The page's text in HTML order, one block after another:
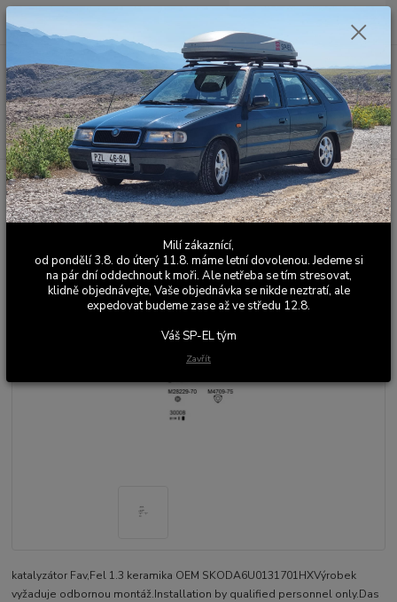
Menu
Hledat
Po - Pá 9:00 - 17:00
0,00 Kč
Úvod Výfuky Sériové výfuky Škoda Favorit
Favorit / Forman s
katem
Katalyzátor Favorit ,Felicia 1.3 keramika
Katalyzátor Favorit ,Felicia 1.3
keramika
katalyzátor Fav,Fel 1.3 keramika OEM SKODA6U0131701HXVýrobek
vyžaduje odbornou montáž.Installation by qualified personnel only.Das
Milí zákaznící,
od pondělí 3.8. do úterý 11.8. máme letní dovolenou. Jedeme si
na pár dní oddechnout k moři. Ale netřeba se tím stresovat,
klidně objednávejte, Vaše objednávka se nikde neztratí, ale
expedovat budeme zase až ve středu 12.8.
Váš SP-EL tým
Zavřít